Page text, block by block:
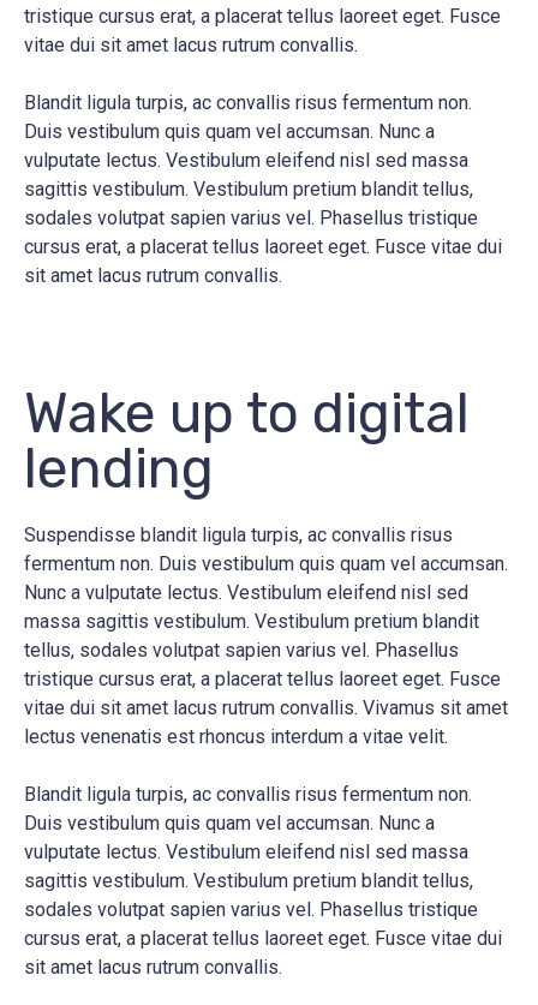
tristique cursus erat, a placerat tellus laoreet eget. Fusce
vitae dui sit amet lacus rutrum convallis.
Blandit ligula turpis, ac convallis risus fermentum non.
Duis vestibulum quis quam vel accumsan. Nunc a
vulputate lectus. Vestibulum eleifend nisl sed massa
sagittis vestibulum. Vestibulum pretium blandit tellus,
sodales volutpat sapien varius vel. Phasellus tristique
cursus erat, a placerat tellus laoreet eget. Fusce vitae dui
sit amet lacus rutrum convallis.
Wake up to digital
lending
Suspendisse blandit ligula turpis, ac convallis risus
fermentum non. Duis vestibulum quis quam vel accumsan.
Nunc a vulputate lectus. Vestibulum eleifend nisl sed
massa sagittis vestibulum. Vestibulum pretium blandit
tellus, sodales volutpat sapien varius vel. Phasellus
tristique cursus erat, a placerat tellus laoreet eget. Fusce
vitae dui sit amet lacus rutrum convallis. Vivamus sit amet
lectus venenatis est rhoncus interdum a vitae velit.
Blandit ligula turpis, ac convallis risus fermentum non.
Duis vestibulum quis quam vel accumsan. Nunc a
vulputate lectus. Vestibulum eleifend nisl sed massa
sagittis vestibulum. Vestibulum pretium blandit tellus,
sodales volutpat sapien varius vel. Phasellus tristique
cursus erat, a placerat tellus laoreet eget. Fusce vitae dui
sit amet lacus rutrum convallis.